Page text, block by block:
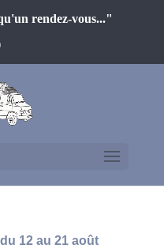
rendez-vous..."
12 au 21 août